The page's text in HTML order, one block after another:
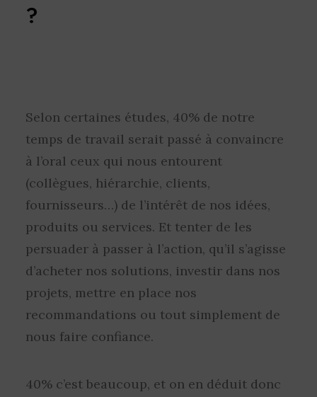
?
Selon certaines études, 40% de notre
temps de travail serait passé à convaincre
à l’oral ceux qui nous entourent
(collègues, hiérarchie, clients,
fournisseurs…) de l’intérêt de nos idées,
produits ou services. Et tenter de les
persuader à passer à l’action, qu’il s’agisse
d’acheter nos solutions, investir dans nos
projets, mettre en place nos
recommandations ou tout simplement de
nous faire confiance.
40% c’est beaucoup, et on en déduit donc